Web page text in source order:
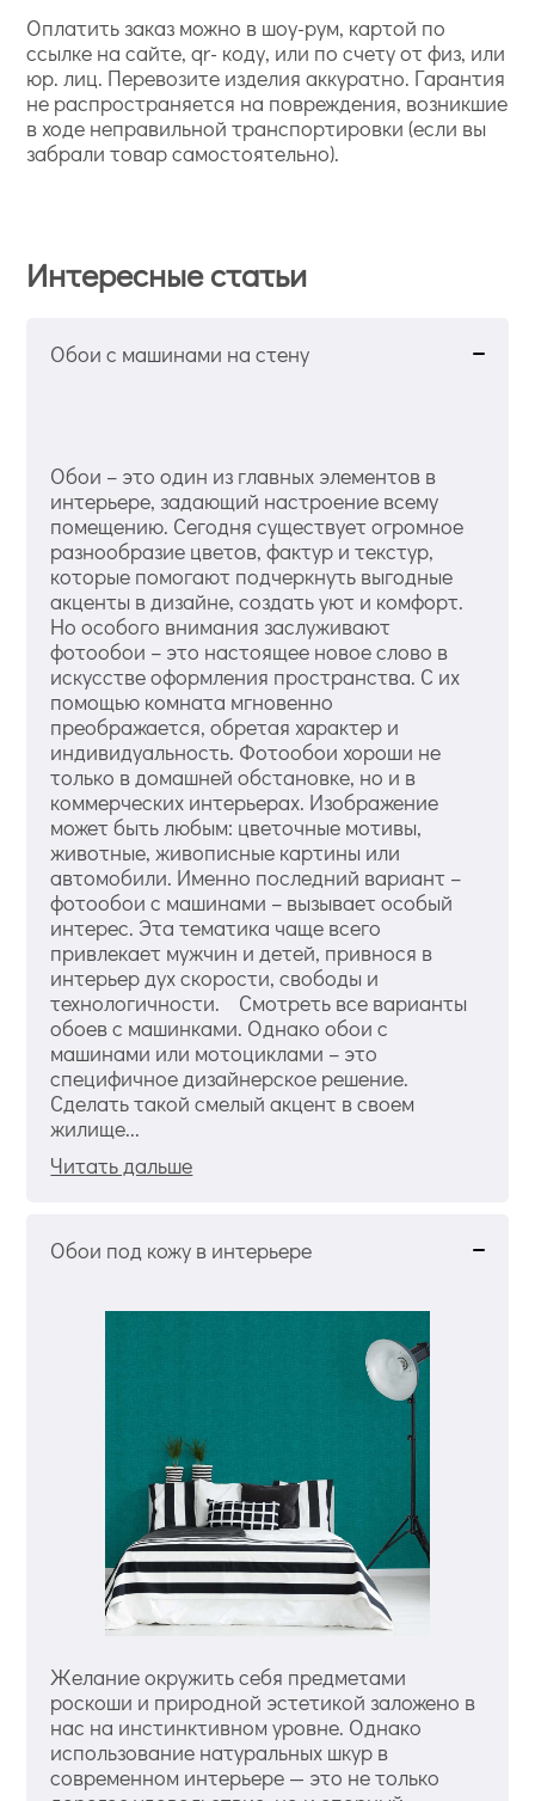
Оплатить заказ можно в шоу-рум, картой по
ссылке на сайте, qr- коду, или по счету от физ, или
юр. лиц. Перевозите изделия аккуратно. Гарантия
не распространяется на повреждения, возникшие
в ходе неправильной транспортировки (если вы
забрали товар самостоятельно).
Интересные статьи
Обои с машинами на стену
Обои – это один из главных элементов в
интерьере, задающий настроение всему
помещению. Сегодня существует огромное
разнообразие цветов, фактур и текстур,
которые помогают подчеркнуть выгодные
акценты в дизайне, создать уют и комфорт.
Но особого внимания заслуживают
фотообои – это настоящее новое слово в
искусстве оформления пространства. С их
помощью комната мгновенно
преображается, обретая характер и
индивидуальность. Фотообои хороши не
только в домашней обстановке, но и в
коммерческих интерьерах. Изображение
может быть любым: цветочные мотивы,
животные, живописные картины или
автомобили. Именно последний вариант –
фотообои с машинами – вызывает особый
интерес. Эта тематика чаще всего
привлекает мужчин и детей, привнося в
интерьер дух скорости, свободы и
технологичности. Смотреть все варианты
обоев с машинками. Однако обои с
машинами или мотоциклами – это
специфичное дизайнерское решение.
Сделать такой смелый акцент в своем
жилище...
Читать дальше
Обои под кожу в интерьере
Желание окружить себя предметами
роскоши и природной эстетикой заложено в
нас на инстинктивном уровне. Однако
использование натуральных шкур в
современном интерьере — это не только